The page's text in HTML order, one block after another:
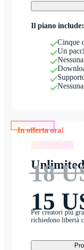
Il piano include:
Cinque
Un
Unlimited
18
15
Per creatori più
richiedono libertà